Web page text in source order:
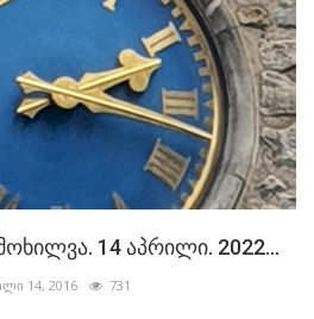
14 აპრილი. 2022...
14, 2016 731